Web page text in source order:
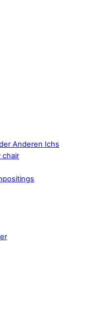
Anderen Ichs
chair